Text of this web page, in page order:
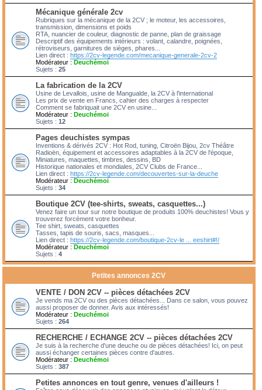
Mécanique générale 2cv
Rubriques sur la mécanique de la 2CV ; le moteur, les accessoires,
transmission, dimensions et poids
RTA, nuancier de couleur, diagnostic de panne, plan de graissage
Descriptif des équipements intérieurs : volant, calandre, poignées,
rétroviseurs, garnitures de sièges, phares...
Lien direct : https://2cv-legende.com/mecanique-generale-2cv-2
Modérateur : Deuchémoi
Sujets : 25
La fabrication de la 2CV
Usine de Levallois, usine de Mangualde, la 2CV à l'international
Les prix de vente en Francs, cahier des charges à respecter
Comment se fabriquait une 2CV en usine...
Modérateur : Deuchémoi
Sujets : 12
Pages deuchistes sympas
Inventions & dérivés 2CV : Hot Rod, tuning, Citroën Bijou, 2cv Théâtre
Radioën, équipement et accessoires adaptables à la 2CV de l'époque,
Miniatures, maquettes, timbres, dessins, BD
Historique nationales et mondiales, 2CV Clubs de France...
Lien direct : https://2cv-legende.com/decouvertes-sur-la-deuche
Modérateur : Deuchémoi
Sujets : 34
Boutique 2CV (tee-shirts, sweats, casquettes...)
Venez faire un tour sur notre boutique de produits 100% deuchistes! Vous y
trouverez forcément votre bonheur.
Tee shirt, sweats, casquettes
Tasses, tapis de souris, sacs, masques...
Lien direct : https://2cv-legende.com/boutique-2cv-le ... eeshirt#!/
Modérateur : Deuchémoi
Sujets : 4
Petites annonces 2CV
VENTE / DON 2CV -- pièces détachées 2CV
Je vends ma 2CV ou des pièces détachées... Dans ce salon, vous pouvez
aussi proposer de donner. Avis aux intéressés!
Modérateur : Deuchémoi
Sujets : 264
RECHERCHE / ECHANGE 2CV -- pièces détachées 2CV
Je suis à la recherche d'une deuche ou de pièces détachées! Ici, on peut
aussi échanger certaines pièces contre d'autres.
Modérateur : Deuchémoi
Sujets : 387
Petites annonces en tout genre, venues d'ailleurs !